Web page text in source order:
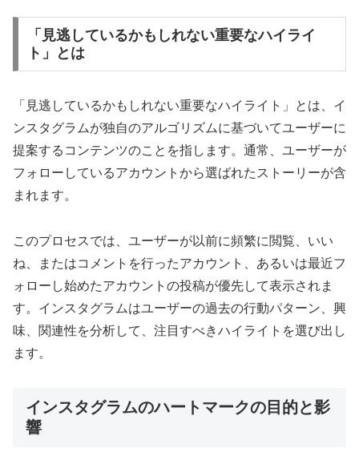
「見逃しているかもしれない重要なハイライ
ト」とは
「見逃しているかもしれない重要なハイライト」とは、イ
ンスタグラムが独自のアルゴリズムに基づいてユーザーに
提案するコンテンツのことを指します。通常、ユーザーが
フォローしているアカウントから選ばれたストーリーが含
まれます。
このプロセスでは、ユーザーが以前に頻繁に閲覧、いい
ね、またはコメントを行ったアカウント、あるいは最近フ
ォローし始めたアカウントの投稿が優先して表示されま
す。インスタグラムはユーザーの過去の行動パターン、興
味、関連性を分析して、注目すべきハイライトを選び出し
ます。
インスタグラムのハートマークの目的と影
響